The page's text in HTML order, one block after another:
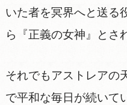
いた者を冥界へと送る
ら『正義の女神』とさ
それでもアストレアの
で平和な毎日が続いて